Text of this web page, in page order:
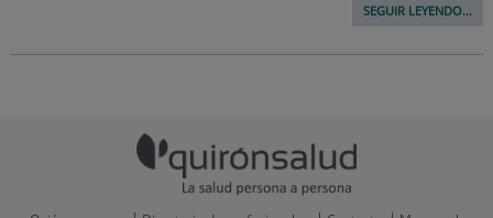
SEGUIR LEYENDO...